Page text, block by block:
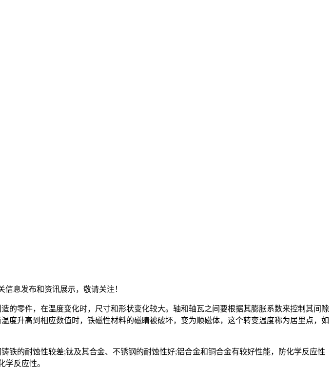
息发布和资讯展示，敬请关注！
的零件，在温度变化时，尺寸和形状变化较大。轴和轴瓦之间要根据其膨胀系数来控制其间隙
度升高到相应数值时，铁磁性材料的磁睛被破坏，变为顺磁体，这个转变温度称为居里点，如
的耐蚀性较差;钛及其合金、不锈钢的耐蚀性好;铝合金和铜合金有较好性能，防化学反应性
学反应性。